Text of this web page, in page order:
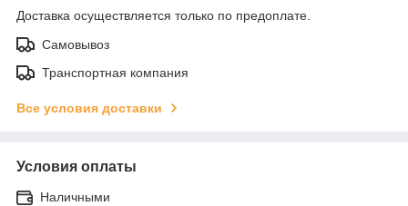
Доставка осуществляется только по предоплате.
Самовывоз
Транспортная компания
Все условия доставки
Условия оплаты
Наличными